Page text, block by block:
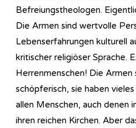
Befreiungstheologen.
Die Armen sind wertvolle
Lebenserfahrungen kulturell
kritischer religiöser Sprache.
Herrenmenschen! Die Armen
schöpferisch, sie haben
allen Menschen, auch denen
ihren reichen Kirchen. Aber